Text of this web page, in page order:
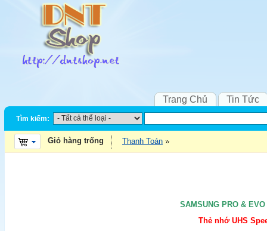
Trang Chủ Tin Tức
Tìm kiếm:
Giỏ hàng trống Thanh Toán
SAMSUNG PRO &
Thẻ nhớ UHS